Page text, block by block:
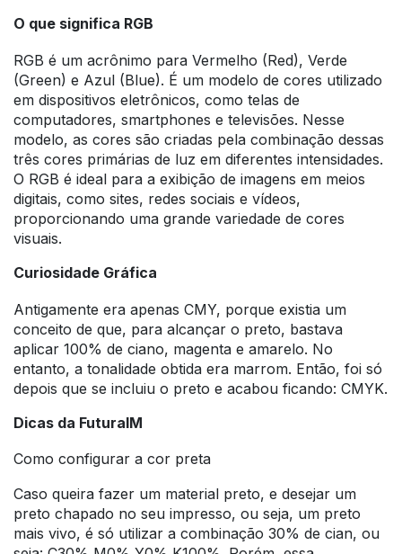
O que significa RGB
RGB é um acrônimo para Vermelho (Red), Verde
(Green) e Azul (Blue). É um modelo de cores utilizado
em dispositivos eletrônicos, como telas de
computadores, smartphones e televisões. Nesse
modelo, as cores são criadas pela combinação dessas
três cores primárias de luz em diferentes intensidades.
O RGB é ideal para a exibição de imagens em meios
digitais, como sites, redes sociais e vídeos,
proporcionando uma grande variedade de cores
visuais.
Curiosidade Gráfica
Antigamente era apenas CMY, porque existia um
conceito de que, para alcançar o preto, bastava
aplicar 100% de ciano, magenta e amarelo. No
entanto, a tonalidade obtida era marrom. Então, foi só
depois que se incluiu o preto e acabou ficando: CMYK.
Dicas da FuturaIM
Como configurar a cor preta
Caso queira fazer um material preto, e desejar um
preto chapado no seu impresso, ou seja, um preto
mais vivo, é só utilizar a combinação 30% de cian, ou